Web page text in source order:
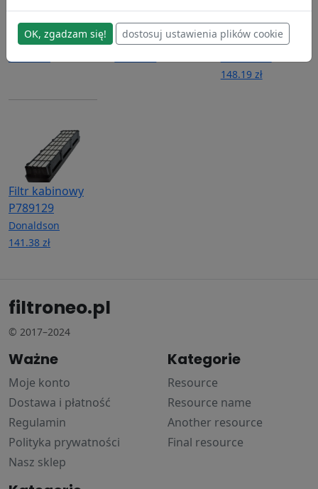
P606119
Donaldson
P606121
Donaldson
hydrauliczny
P764668
148.19 zł
Filtr kabinowy
P789129
Donaldson
141.38 zł
filtroneo.pl
© 2017–2024
Ważne
Moje konto
Dostawa i płatność
Regulamin
Polityka prywatności
Nasz sklep
Kategorie
Resource
Resource name
Another resource
Final resource
OK, zgadzam się! dostosuj ustawienia plików cookie